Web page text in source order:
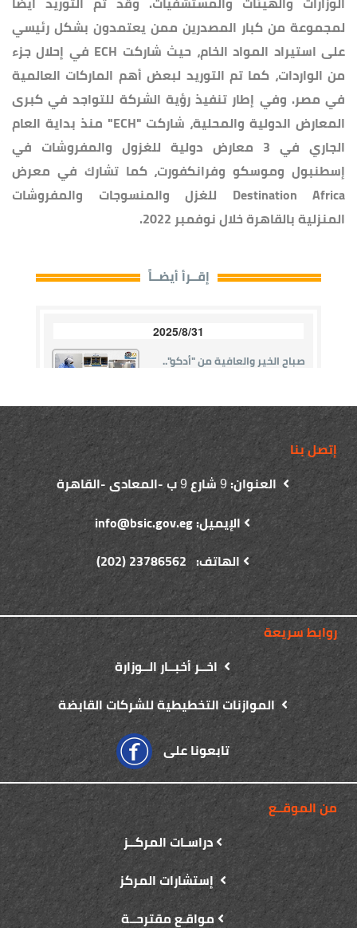
لمجموعة من كبار المصدرين ممن يعتمدون بشكل رئيسي
على استيراد المواد الخام، حيث شاركت ECH في إحلال جزء
من الواردات، كما تم التوريد لبعض أهم الماركات العالمية
في مصر. وفي إطار تنفيذ رؤية الشركة للتواجد في كبرى
المعارض الدولية والمحلية، شاركت "ECH" منذ بداية العام
الجاري في 3 معارض دولية للغزول والمفروشات في
إسطنبول وموسكو وفرانكفورت، كما تشارك في معرض
Destination Africa للغزل والمنسوجات والمفروشات
المنزلية بالقاهرة خلال نوفمبر 2022.
إتصل بنا
العنوان:9شارع9ب -المعادى -القاهرة
الإيميل: info@bsic.gov.eg
الهاتف: 23786562 (202)
روابط سريعة
اخــر أخبــار الــوزارة
الموازنات التخطيطية للشركات القابضة
تابعونا على
من الموقــع
دراسـات المركــز
إستشارات المركز
مواقـع مقترحــة